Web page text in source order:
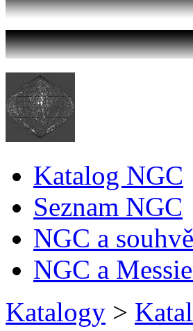
Katalog NGC
Seznam NGC
NGC a
NGC a
Katalogy >